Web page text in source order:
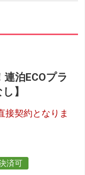
泊ECOプラ
】
接契約となりま
済可